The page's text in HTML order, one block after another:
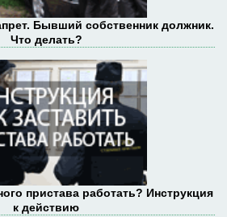
Бывший собственник должник.
Что делать?
пристава работать? Инструкция
к действию